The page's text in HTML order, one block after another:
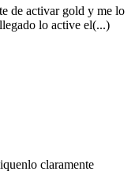
de activar gold y me lo
lo active el(...)
claramente